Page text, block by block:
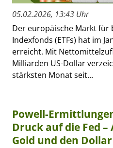
05.02.2026, 13:43 Uhr
Der europäische Markt für
Indexfonds (ETFs) hat im
erreicht. Mit
Milliarden US-Dollar
stärksten Monat seit...
Powell-
Druck auf die Fed
Gold und den Dollar